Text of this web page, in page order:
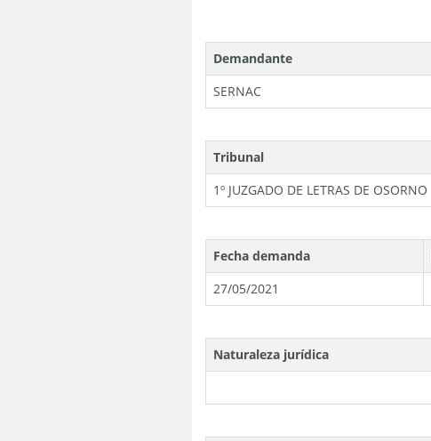
Demandante
SERNAC
Tribunal
1º JUZGADO DE LETRAS DE OSORNO
Fecha demanda
27/05/2021
Naturaleza jurídica